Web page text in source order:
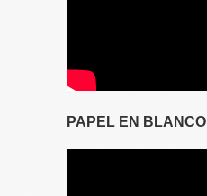
PAPEL EN BLANCO